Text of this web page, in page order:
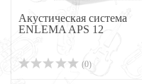
Акустическая система
ENLEMA APS 12
(0)